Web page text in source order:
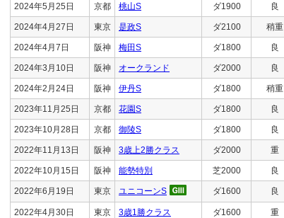
2024年5月25日 京都 桃山S ダ1900 良
2024年4月27日 東京 是政S ダ2100 稍重
2024年4月7日 阪神 梅田S ダ1800 良
2024年3月10日 阪神 オークランド ダ2000 良
2024年2月24日 阪神 伊丹S ダ1800 稍重
2023年11月25日 京都 花園S ダ1800 良
2023年10月28日 京都 御陵S ダ1800 良
2022年11月13日 阪神 3歳上2勝クラス ダ2000 重
2022年10月15日 阪神 能勢特別 芝2000 良
2022年6月19日 東京 ユニコーンS ダ1600 良
2022年4月30日 東京 3歳1勝クラス ダ1600 重